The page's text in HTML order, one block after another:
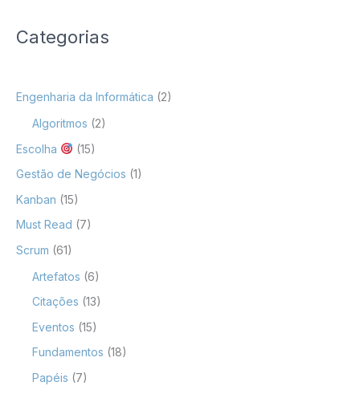
Categorias
Engenharia da Informática (2)
Algoritmos (2)
Escolha
(15)
Gestão de Negócios (1)
Kanban (15)
Must Read (7)
Scrum (61)
Artefatos (6)
Citações (13)
Eventos (15)
Fundamentos (18)
Papéis (7)